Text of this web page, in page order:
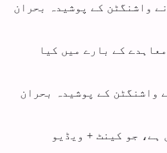
واشنگٹن کے پوشیدہ بحران
کے بارے میں کیا
واشنگٹن کے پوشیدہ بحران
ہے، جو کینٹ + ویڈیو